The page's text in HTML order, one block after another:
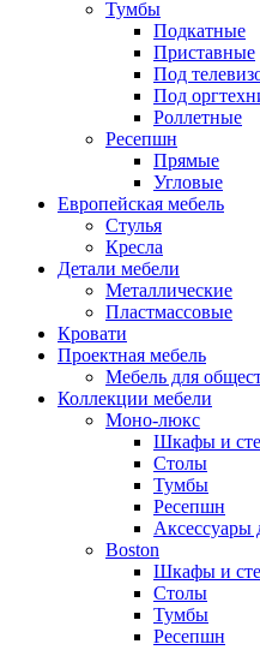
Тумбы
Подкатные
Приставные
Под
Под
Роллетные
Ресепшн
Прямые
Угловые
Европейская мебель
Стулья
Кресла
Детали мебели
Металлические
Пластмассовые
Кровати
Проектная мебель
Мебель для
Коллекции мебели
Моно-люкс
Шкафы и
Столы
Тумбы
Ресепшн
Аксессуары
Boston
Шкафы и
Столы
Тумбы
Ресепшн